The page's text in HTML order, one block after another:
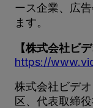
ース企業、広
ます。
【株式会社ビ
https://
株式会社ビデ
区、代表取締